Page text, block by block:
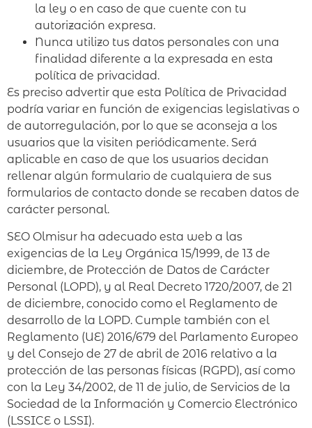
la ley o en caso de que cuente con tu
autorización expresa.
Nunca utilizo tus datos personales con una
finalidad diferente a la expresada en esta
política de privacidad.
Es preciso advertir que esta Política de Privacidad
podría variar en función de exigencias legislativas o
de autorregulación, por lo que se aconseja a los
usuarios que la visiten periódicamente. Será
aplicable en caso de que los usuarios decidan
rellenar algún formulario de cualquiera de sus
formularios de contacto donde se recaben datos de
carácter personal.
SEO Olmisur ha adecuado esta web a las
exigencias de la Ley Orgánica 15/1999, de 13 de
diciembre, de Protección de Datos de Carácter
Personal (LOPD), y al Real Decreto 1720/2007, de 21
de diciembre, conocido como el Reglamento de
desarrollo de la LOPD. Cumple también con el
Reglamento (UE) 2016/679 del Parlamento Europeo
y del Consejo de 27 de abril de 2016 relativo a la
protección de las personas físicas (RGPD), así como
con la Ley 34/2002, de 11 de julio, de Servicios de la
Sociedad de la Información y Comercio Electrónico
(LSSICE o LSSI).